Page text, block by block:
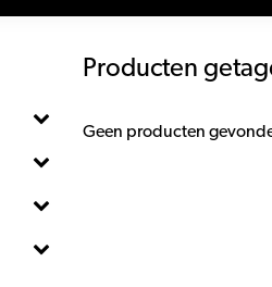
Producten
Geen producten